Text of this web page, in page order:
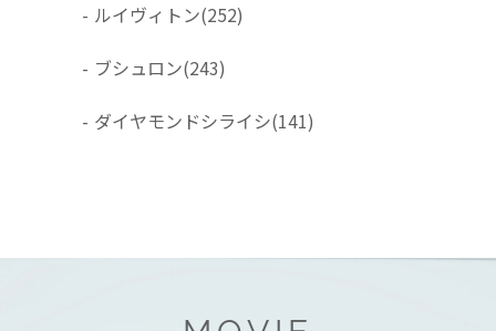
- ルイヴィトン(252)
- ブシュロン(243)
- ダイヤモンドシライシ(141)